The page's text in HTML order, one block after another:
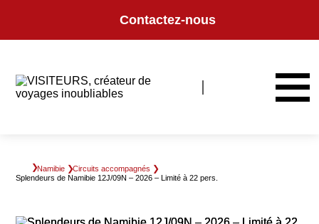
Contactez-nous
Namibie
Circuits accompagnés
Splendeurs de Namibie 12J/09N – 2026 – Limité à 22 pers.